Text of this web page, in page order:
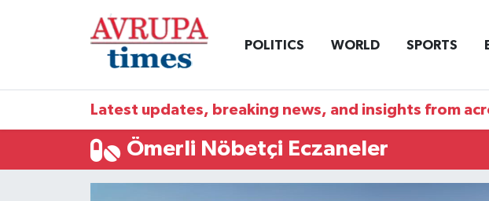
POLITICS WORLD SPORTS
Latest updates, breaking news, and insights from
Ömerli Nöbetçi Eczaneler
Nöbetçi Eczaneler
Namaz Vakitleri